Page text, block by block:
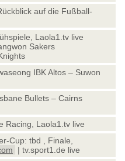
auf die Fußball-
Laola1.tv live
Sakers
IBK Altos – Suwon
Bullets – Cairns
Racing, Laola1.tv live
Cup: tbd , Finale,
| tv.sport1.de live